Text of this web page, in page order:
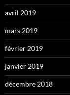
avril 2019
mars 2019
février 2019
janvier 2019
décembre 2018